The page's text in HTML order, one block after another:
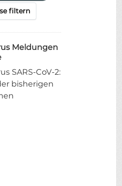
filtern
Meldungen
SARS-CoV-2:
bisherigen